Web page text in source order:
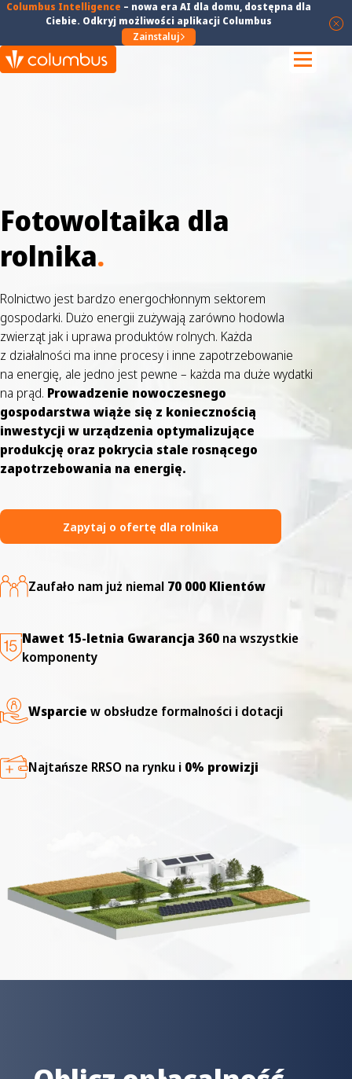
Columbus Intelligence – nowa era AI dla domu, dostępna dla
Ciebie. Odkryj możliwości aplikacji Columbus
Zainstaluj
Fotowoltaika dla
rolnika.
Rolnictwo jest bardzo energochłonnym sektorem
gospodarki. Dużo energii zużywają zarówno hodowla
zwierząt jak i uprawa produktów rolnych. Każda
z działalności ma inne procesy i inne zapotrzebowanie
na energię, ale jedno jest pewne – każda ma duże wydatki
na prąd. Prowadzenie nowoczesnego
gospodarstwa wiąże się z koniecznością
inwestycji w urządzenia optymalizujące
produkcję oraz pokrycia stale rosnącego
zapotrzebowania na energię.
Zapytaj o ofertę dla rolnika
Zaufało nam już niemal 70 000 Klientów
Nawet 15-letnia Gwarancja 360 na wszystkie
komponenty
Wsparcie w obsłudze formalności i dotacji
Najtańsze RRSO na rynku i 0% prowizji